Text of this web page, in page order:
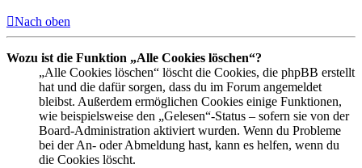
Nach oben
Wozu ist die Funktion „Alle Cookies löschen“?
„Alle Cookies löschen“ löscht die Cookies, die phpBB erstellt
hat und die dafür sorgen, dass du im Forum angemeldet
bleibst. Außerdem ermöglichen Cookies einige Funktionen,
wie beispielsweise den „Gelesen“-Status – sofern sie von der
Board-Administration aktiviert wurden. Wenn du Probleme
bei der An- oder Abmeldung hast, kann es helfen, wenn du
die Cookies löscht.